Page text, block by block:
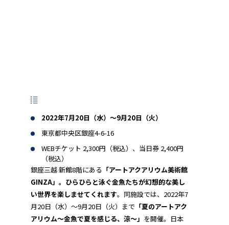
2022年7月20日（水）～9月20日（火）
東京都中央区銀座4-6-16
WEBチケット 2,300円（税込）、当日券 2,400円
（税込）
銀座三越 新館8階にある 「アートアクアリウム美術館
GINZA」。ひらひらと泳ぐ金魚たちが幻想的な美し
い世界を楽しませてくれます。同施設では、2022年7
月20日（水）～9月20日（火）まで 「夏のアートアク
アリウム～金魚で夏を感じる、涼～」 を開催。日本